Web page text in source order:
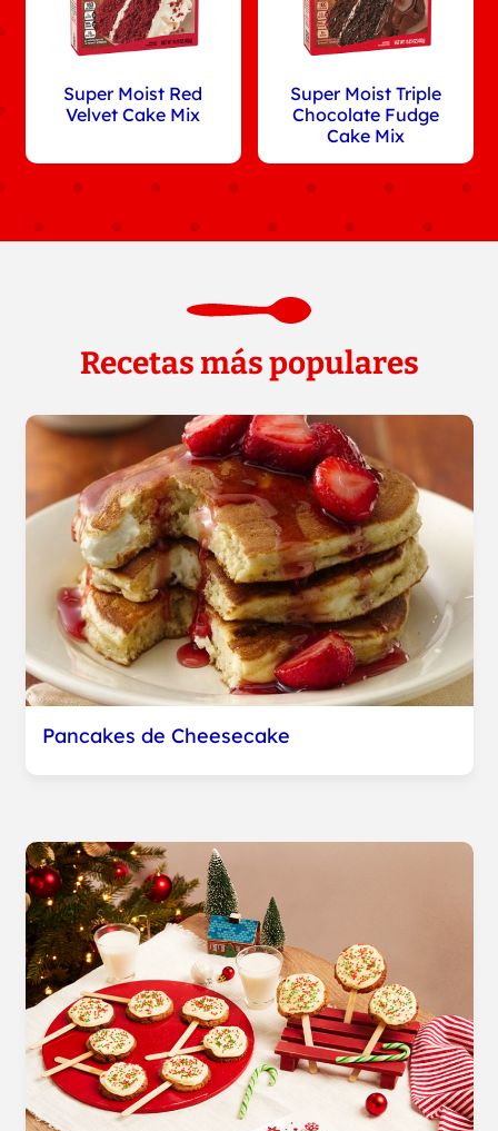
Super Moist Red
Velvet Cake Mix
Super Moist Triple
Chocolate Fudge
Cake Mix
Recetas más populares
Pancakes de Cheesecake